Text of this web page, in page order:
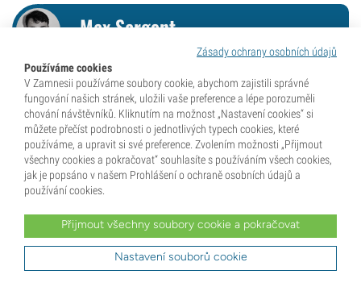
Max Sargent
Max píše už víc než deset let a v posledních letech se
zaměřuje na novinařinu v oblasti konopí a psychedelik.
Spolupracoval se společnostmi jako Zamnesia, Royal
Queen Seeds, Cannaconnection, Semena Gorilla,
MushMagic a mnoha dalšími, takže má zkušenosti s
širokým spektrem celého odvětví.
Přečíst celý životopis
Zásady ochrany osobních údajů
Používáme cookies
V Zamnesii používáme soubory cookie, abychom zajistili správné
fungování našich stránek, uložili vaše preference a lépe porozuměli
chování návštěvníků. Kliknutím na možnost „Nastavení cookies“ si
můžete přečíst podrobnosti o jednotlivých typech cookies, které
používáme, a upravit si své preference. Zvolením možnosti „Přijmout
všechny cookies a pokračovat“ souhlasíte s používáním všech cookies,
jak je popsáno v našem Prohlášení o ochraně osobních údajů a
používání cookies.
Přijmout všechny soubory cookie a pokračovat
Nastavení souborů cookie